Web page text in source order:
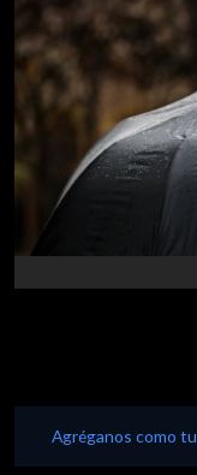
Agréganos como